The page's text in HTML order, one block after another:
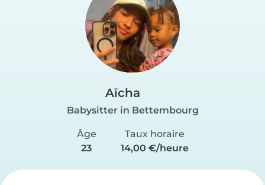
Aïcha
Babysitter in Bettembourg
Âge
23
Taux horaire
14,00 €/heure